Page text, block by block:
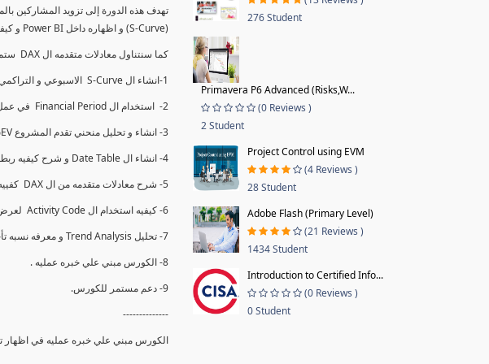
(S-Curve) و اظهاره داخل Power BI و كيفيه استخدام خاصيه Financial Period داهل البريماف
كما سنتناول معادلات متقدمه ال DAX ستمكننا منا عرض نسم التقدم و التأخير في المشروع و اي الاقسام اكثر تأخيرا , كل هذا بشكل تفاعلي و محدث باستمرار.
1-انشاء ال S-Curve الاسبوعي و التراكمي للBaseline داخل ال Power BI.
2- استخدام ال Financial Period في عمل التحديثات و حفظها.
3- انشاء و تحليل منحني تقدم المشروع EV% الاسبوعي و التراكمي.
4- انشاء ال Date Table و شرح كيفيه ربط الPV% مع ال EV% .
5- شرح معادلات متقدمه من ال DAX كفييه استخدامها في عرض المؤشرات المشروع (KPIs) بشكل دقيق.
6- كيفيه استخدام ال Activity Code لعرض تقدم المشروع بأكثر من طريقه .
7- تحليل Trend Analysis و معرفه نسبه تأخشر المشروع و حجم التأخير لكل منطقه في المشروع .
8- الكورس مبني علي خبره عمليه .
9- دعم مستمر للكورس.
--------------
الكورس مبني علي خبره عمليه في اظهار
276 Student
Primavera P6 Advanced (Risks,W...
(0 Reviews )
2 Student
Project Control using EVM
(4 Reviews )
28 Student
Adobe Flash (Primary Level)
(21 Reviews )
1434 Student
Introduction to Certified Info...
(0 Reviews )
0 Student